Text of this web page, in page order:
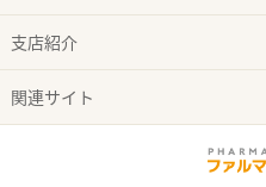
支店紹介
関連サイト